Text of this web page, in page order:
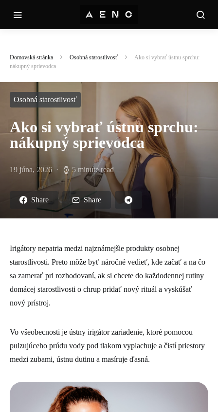
Domovská stránka Osobná starostlivosť
Ako si vybrať ústnu sprchu:
nákupný sprievodca
Osobná starostlivosť
Ako si vybrať ústnu sprchu:
nákupný sprievodca
19 júna, 2026 5 minute read
Share Share
Irigátory nepatria medzi najznámejšie produkty osobnej
starostlivosti. Preto môže byť náročné vedieť, kde začať a na čo
sa zamerať pri rozhodovaní, ak si chcete do každodennej rutiny
domácej starostlivosti o chrup pridať nový rituál a vyskúšať
nový prístroj.
Vo všeobecnosti je ústny irigátor zariadenie, ktoré pomocou
pulzujúceho prúdu vody pod tlakom vyplachuje a čistí priestory
medzi zubami, ústnu dutinu a masíruje ďasná.